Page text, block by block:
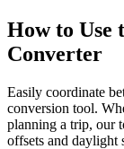
How to Use
Converter
Easily coordinate
conversion tool.
planning a trip, our
offsets and daylight